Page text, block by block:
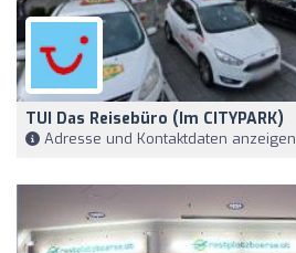
TUI Das Reisebüro (im CITYPARK)
Adresse und Kontaktdaten anzeigen